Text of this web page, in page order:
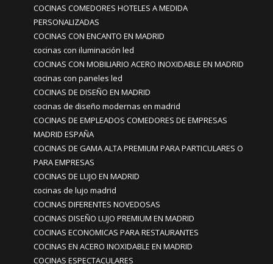
COCINAS COMEDORES HOTELES A MEDIDA
PERSONALIZADAS
COCINAS CON ENCANTO EN MADRID
cocinas con iluminación led
COCINAS CON MOBILIARIO ACERO INOXIDABLE EN MADRID
cocinas con paneles led
COCINAS DE DISEÑO EN MADRID
cocinas de diseño modernas en madrid
COCINAS DE EMPLEADOS COMEDORES DE EMPRESAS
MADRID ESPAÑA
COCINAS DE GAMA ALTA PREMIUM PARA PARTICULARES O
PARA EMPRESAS
COCINAS DE LUJO EN MADRID
cocinas de lujo madrid
COCINAS DIFERENTES NOVEDOSAS
COCINAS DISEÑO LUJO PREMIUM EN MADRID
COCINAS ECONOMICAS PARA RESTAURANTES
COCINAS EN ACERO INOXIDABLE EN MADRID
COCINAS ESPECTACULARES